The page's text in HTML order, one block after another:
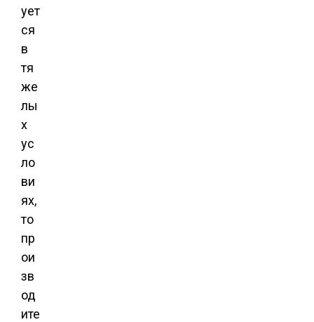
ует
ся
в
тя
же
лы
х
ус
ло
ви
ях,
то
пр
ои
зв
од
ите